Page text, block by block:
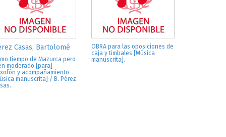
Casas, Bartolomé
tiempo de Mazurca pero
moderado [para]
y acompañamiento
manuscrita] / B. Pérez
OBRA para las oposiciones de
caja y timbales [Música
manuscrita].